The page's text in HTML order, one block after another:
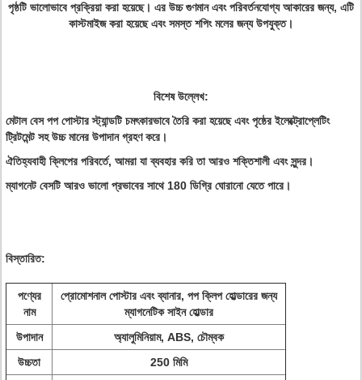
পৃষ্ঠটি ভালোভাবে প্রক্রিয়া করা হয়েছে। এর উচ্চ গুণমান এবং পরিবর্তনযোগ্য আকারের জন্য, এটি
কাস্টমাইজ করা হয়েছে এবং সমস্ত শপিং মলের জন্য উপযুক্ত।
বিশেষ উল্লেখ:
মেটাল বেস পপ পোস্টার স্ট্যান্ডটি চমৎকারভাবে তৈরি করা হয়েছে এবং পৃষ্ঠের ইলেক্ট্রোপ্লেটিং
ট্রিটমেন্ট সহ উচ্চ মানের উপাদান গ্রহণ করে।
ঐতিহ্যবাহী ক্লিপের পরিবর্তে, আমরা যা ব্যবহার করি তা আরও শক্তিশালী এবং সুন্দর।
ম্যাগনেট বেসটি আরও ভালো প্রভাবের সাথে 180 ডিগ্রি ঘোরানো যেতে পারে।
বিস্তারিত:
পণ্যের
নাম
প্রোমোশনাল পোস্টার এবং ব্যানার, পপ ক্লিপ হোল্ডারের জন্য
ম্যাগনেটিক সাইন হোল্ডার
উপাদান
অ্যালুমিনিয়াম, ABS, চৌম্বক
উচ্চতা
250 মিমি